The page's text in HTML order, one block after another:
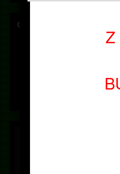
Otevírací doba
09:00 - 21:00
09:00 - 24:00
11:00 - 24:00
Z